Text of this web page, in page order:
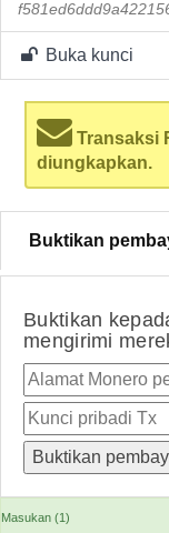
Buka kunci
Transaksi
diungkapkan.
Buktikan
Buktikan
mengirimi
Masukan (1)